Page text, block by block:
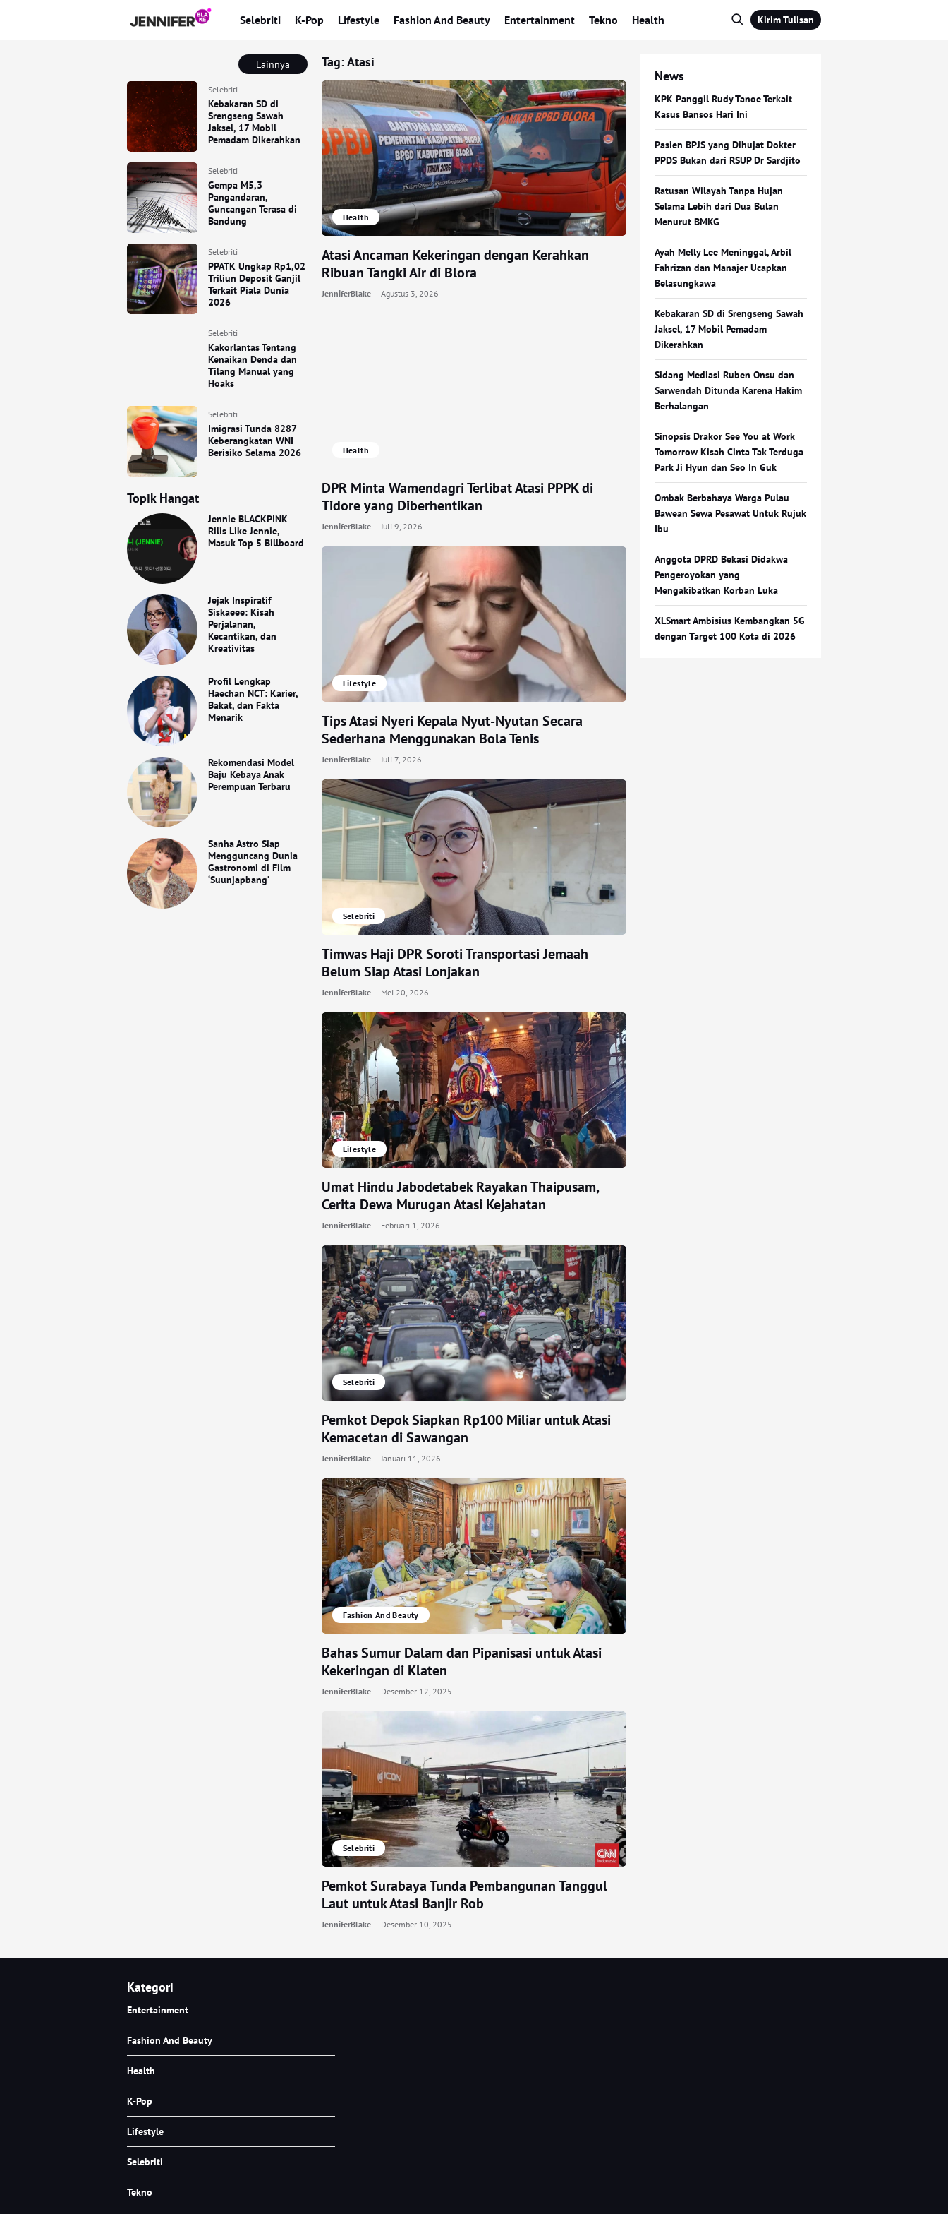
Selebriti K-Pop Lifestyle Fashion And Beauty Entertainment Tekno Health Kirim Tulisan
Lainnya
Selebriti
Kebakaran SD di
Srengseng Sawah
Jaksel, 17 Mobil
Pemadam Dikerahkan
Selebriti
Gempa M5,3
Pangandaran,
Guncangan Terasa di
Bandung
Selebriti
PPATK Ungkap Rp1,02
Triliun Deposit Ganjil
Terkait Piala Dunia
2026
Selebriti
Kakorlantas Tentang
Kenaikan Denda dan
Tilang Manual yang
Hoaks
Selebriti
Imigrasi Tunda 8287
Keberangkatan WNI
Berisiko Selama 2026
Topik Hangat
Jennie BLACKPINK
Rilis Like Jennie,
Masuk Top 5 Billboard
Jejak Inspiratif
Siskaeee: Kisah
Perjalanan,
Kecantikan, dan
Kreativitas
Profil Lengkap
Haechan NCT: Karier,
Bakat, dan Fakta
Menarik
Rekomendasi Model
Baju Kebaya Anak
Perempuan Terbaru
Sanha Astro Siap
Mengguncang Dunia
Gastronomi di Film
‘Suunjapbang’
Tag:Atasi
Health
Atasi Ancaman Kekeringan dengan Kerahkan
Ribuan Tangki Air di Blora
JenniferBlake Agustus 3, 2026
Health
DPR Minta Wamendagri Terlibat Atasi PPPK di
Tidore yang Diberhentikan
JenniferBlake Juli 9, 2026
Lifestyle
Tips Atasi Nyeri Kepala Nyut-Nyutan Secara
Sederhana Menggunakan Bola Tenis
JenniferBlake Juli 7, 2026
Selebriti
Timwas Haji DPR Soroti Transportasi Jemaah
Belum Siap Atasi Lonjakan
JenniferBlake Mei 20, 2026
Lifestyle
Umat Hindu Jabodetabek Rayakan Thaipusam,
Cerita Dewa Murugan Atasi Kejahatan
JenniferBlake Februari 1, 2026
Selebriti
Pemkot Depok Siapkan Rp100 Miliar untuk Atasi
Kemacetan di Sawangan
JenniferBlake Januari 11, 2026
Fashion And Beauty
Bahas Sumur Dalam dan Pipanisasi untuk Atasi
Kekeringan di Klaten
JenniferBlake Desember 12, 2025
Selebriti
Pemkot Surabaya Tunda Pembangunan Tanggul
Laut untuk Atasi Banjir Rob
JenniferBlake Desember 10, 2025
News
KPK Panggil Rudy Tanoe Terkait
Kasus Bansos Hari Ini
Pasien BPJS yang Dihujat Dokter
PPDS Bukan dari RSUP Dr Sardjito
Ratusan Wilayah Tanpa Hujan
Selama Lebih dari Dua Bulan
Menurut BMKG
Ayah Melly Lee Meninggal, Arbil
Fahrizan dan Manajer Ucapkan
Belasungkawa
Kebakaran SD di Srengseng Sawah
Jaksel, 17 Mobil Pemadam
Dikerahkan
Sidang Mediasi Ruben Onsu dan
Sarwendah Ditunda Karena Hakim
Berhalangan
Sinopsis Drakor See You at Work
Tomorrow Kisah Cinta Tak Terduga
Park Ji Hyun dan Seo In Guk
Ombak Berbahaya Warga Pulau
Bawean Sewa Pesawat Untuk Rujuk
Ibu
Anggota DPRD Bekasi Didakwa
Pengeroyokan yang
Mengakibatkan Korban Luka
XLSmart Ambisius Kembangkan 5G
dengan Target 100 Kota di 2026
Kategori
Entertainment
Fashion And Beauty
Health
K-Pop
Lifestyle
Selebriti
Tekno